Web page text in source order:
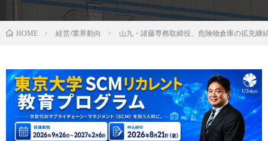
HOME 経営/業界動向 山九・諸藤専務取締役、危険物倉庫の拡充継